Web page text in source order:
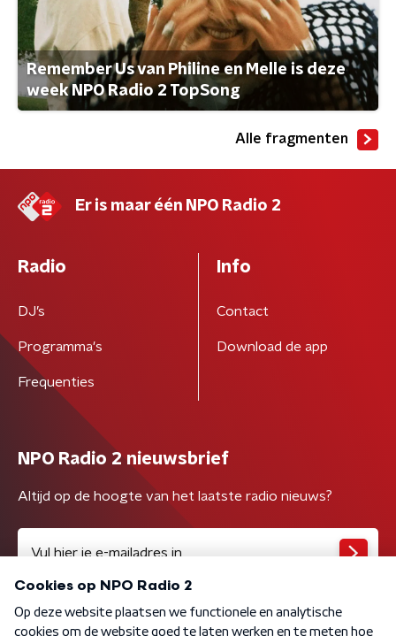
Remember Us van Philine en Melle is deze
week NPO Radio 2 TopSong
Alle fragmenten
Er is maar één NPO Radio 2
Radio
DJ’s
Programma's
Frequenties
Info
Contact
Download de app
NPO Radio 2 nieuwsbrief
Altijd op de hoogte van het laatste radio nieuws?